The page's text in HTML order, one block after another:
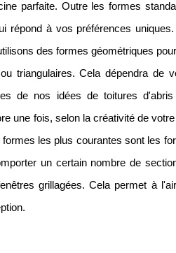
parfaite. Outre les formes
répond à vos préférences
des formes géométriques
triangulaires. Cela dépendra de
de nos idées de toitures
une fois, selon la créativité de
les plus courantes sont les
un certain nombre de
grillagées. Cela permet à